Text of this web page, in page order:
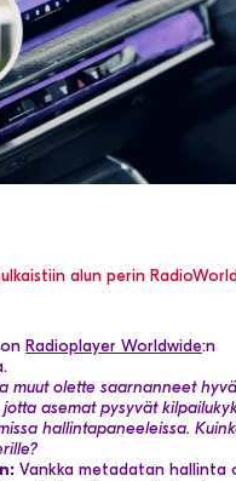
VALITSE MAA
alun perin
Radioplayer Worldwide:n
muut olette saarnanneet
asemat pysyvät
hallintapaneeleissa.
Vankka metadatan hallinta